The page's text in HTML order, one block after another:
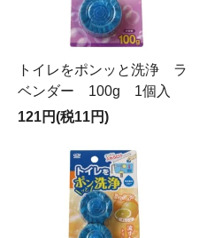
トイレをポンッと洗浄 ラ
ベンダー 100g 1個入
121円(税11円)